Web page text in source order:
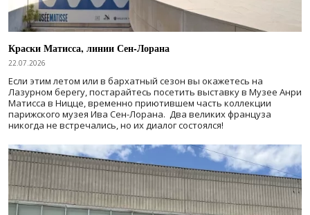
Краски Матисса, линии Сен-Лорана
22.07.2026
Если этим летом или в бархатный сезон вы окажетесь на
Лазурном берегу, постарайтесь посетить выставку в Музее Анри
Матисса в Ницце, временно приютившем часть коллекции
парижского музея Ива Сен-Лорана. Два великих француза
никогда не встречались, но их диалог состоялся!